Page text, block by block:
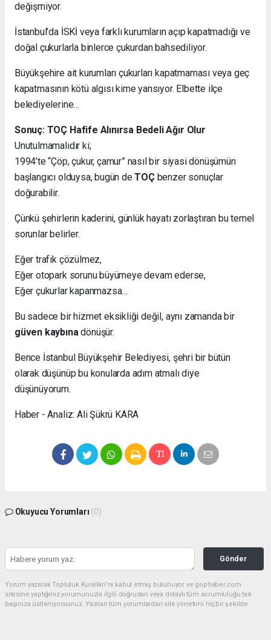
değişmiyor.
İstanbul’da İSKİ veya farklı kurumların açıp kapatmadığı ve
doğal çukurlarla binlerce çukurdan bahsediliyor.
Büyükşehire ait kurumları çukurları kapatmaması veya geç
kapatmasının kötü algısı kime yansıyor. Elbette ilçe
belediyelerine…
Sonuç: TOÇ Hafife Alınırsa Bedeli Ağır Olur
Unutulmamalıdır ki;
1994’te “Çöp, çukur, çamur” nasıl bir siyasi dönüşümün
başlangıcı olduysa, bugün deTOÇbenzer sonuçlar
doğurabilir.
Çünkü şehirlerin kaderini, günlük hayatı zorlaştıran bu temel
sorunlar belirler.
Eğer trafik çözülmez,
Eğer otopark sorunu büyümeye devam ederse,
Eğer çukurlar kapanmazsa…
Bu sadece bir hizmet eksikliği değil, aynı zamanda bir
güven kaybınadönüşür.
Bence İstanbul Büyükşehir Belediyesi, şehri bir bütün
olarak düşünüp bu konularda adım atmalı diye
düşünüyorum.
Haber - Analiz: Ali Şükrü KARA
Okuyucu Yorumları (0)
Gönder
Yorum yazarak Topluluk Kuralları’nı kabul etmiş bulunuyor ve gophaber.com
sitesine yaptığınız yorumunuzla ilgili doğrudan veya dolaylı tüm sorumluluğu tek
başınıza üstleniyorsunuz. Yazılan tüm yorumlardan site yönetimi hiçbir şekilde